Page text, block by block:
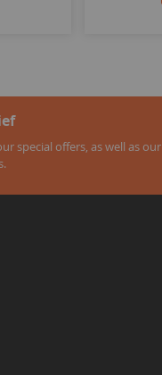
special offers, as well as our